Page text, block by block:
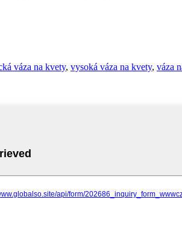
váza na kvety, vysoká váza na kvety, váza